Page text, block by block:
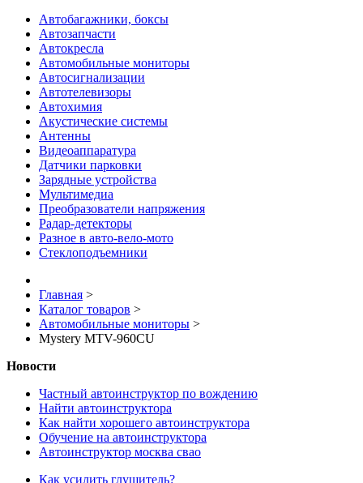
Автобагажники, боксы
Автозапчасти
Автокресла
Автомобильные мониторы
Автосигнализации
Автотелевизоры
Автохимия
Акустические системы
Антенны
Видеоаппаратура
Датчики парковки
Зарядные устройства
Мультимедиа
Преобразователи напряжения
Радар-детекторы
Разное в авто-вело-мото
Стеклоподъемники
Главная >
Каталог товаров >
Автомобильные мониторы >
Mystery MTV-960CU
Новости
Частный автоинструктор по вождению
Найти автоинструктора
Как найти хорошего автоинструктора
Обучение на автоинструктора
Автоинструктор москва свао
Как усилить глушитель?